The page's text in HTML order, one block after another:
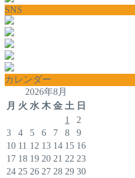
SNS
カレンダー
2026年8月
月 火 水 木 金 土 日
1
2
3
4 5 6 7 8
9
10 11 12 13 14 15 16
17 18 19 20 21 22 23
24 25 26 27 28 29 30